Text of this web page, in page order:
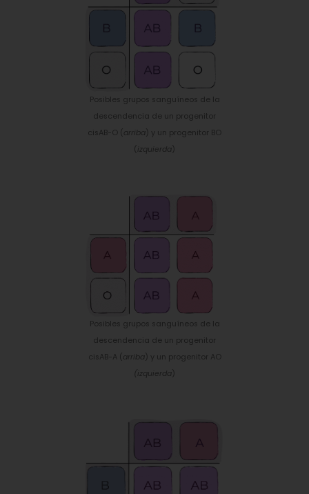
Posibles grupos sanguíneos de la
descendencia de un progenitor
cisAB-O ( arriba ) y un progenitor BO
( izquierda )
Posibles grupos sanguíneos de la
descendencia de un progenitor
cisAB-A ( arriba) y un progenitor AO
(izquierda )